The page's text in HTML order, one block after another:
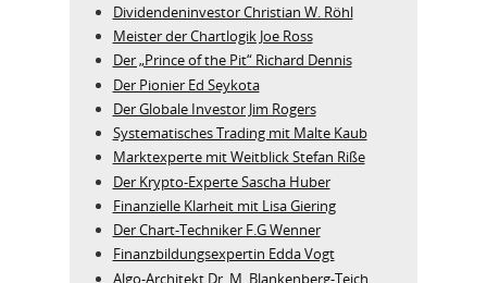
Dividendeninvestor Christian W. Röhl
Meister der Chartlogik Joe Ross
Der „Prince of the Pit“ Richard Dennis
Der Pionier Ed Seykota
Der Globale Investor Jim Rogers
Systematisches Trading mit Malte Kaub
Marktexperte mit Weitblick Stefan Riße
Der Krypto-Experte Sascha Huber
Finanzielle Klarheit mit Lisa Giering
Der Chart-Techniker F.G Wenner
Finanzbildungsexpertin Edda Vogt
Algo‑Architekt Dr. M. Blankenberg‑Teich